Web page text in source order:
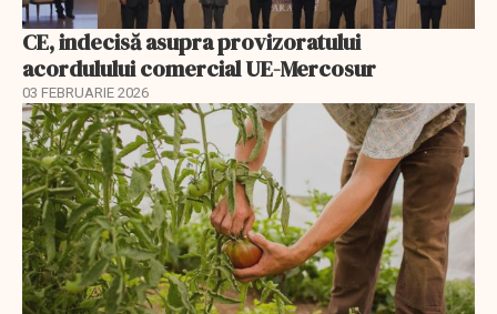
CE, indecisă asupra provizoratului
acordulului comercial UE-Mercosur
03 FEBRUARIE 2026